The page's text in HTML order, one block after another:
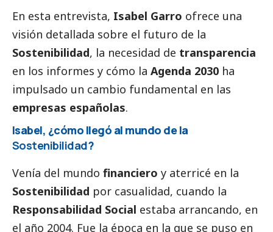
En esta entrevista, Isabel Garro ofrece una
visión detallada sobre el futuro de la
Sostenibilidad, la necesidad de transparencia
en los informes y cómo la Agenda 2030 ha
impulsado un cambio fundamental en las
empresas españolas.
Isabel, ¿cómo llegó al mundo de la
Sostenibilidad?
Venía del mundo financiero y aterricé en la
Sostenibilidad por casualidad, cuando la
Responsabilidad Social estaba arrancando, en
el año 2004. Fue la época en la que se puso en